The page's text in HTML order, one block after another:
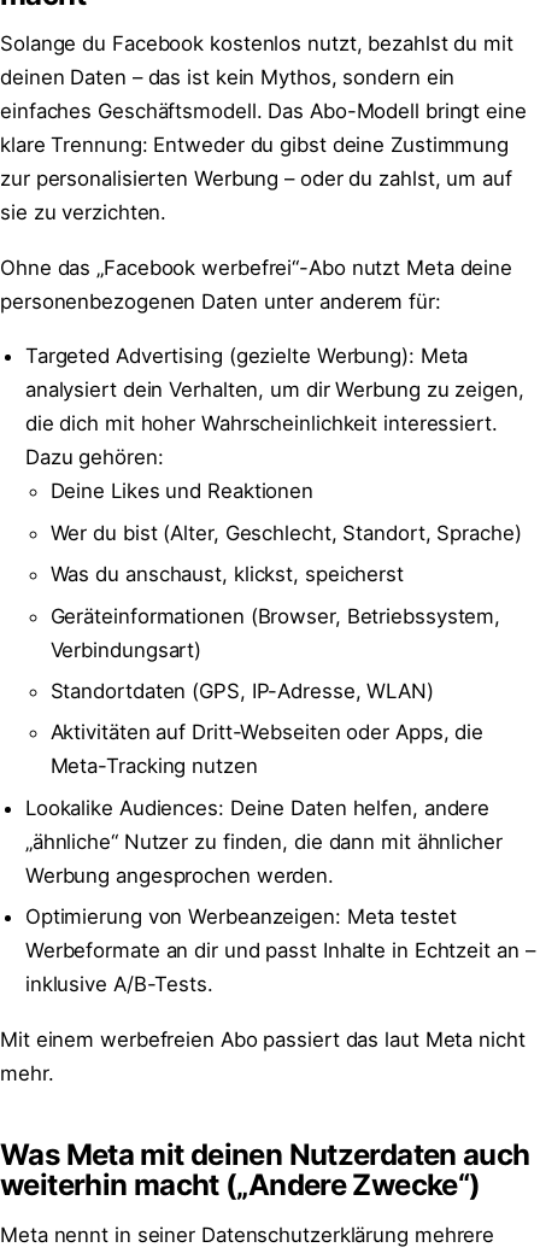
Solange du Facebook kostenlos nutzt, bezahlst du mit
deinen Daten – das ist kein Mythos, sondern ein
einfaches Geschäftsmodell. Das Abo-Modell bringt eine
klare Trennung: Entweder du gibst deine Zustimmung
zur personalisierten Werbung – oder du zahlst, um auf
sie zu verzichten.
Ohne das „Facebook werbefrei“-Abo nutzt Meta deine
personenbezogenen Daten unter anderem für:
Targeted Advertising (gezielte Werbung): Meta
analysiert dein Verhalten, um dir Werbung zu zeigen,
die dich mit hoher Wahrscheinlichkeit interessiert.
Dazu gehören:
Deine Likes und Reaktionen
Wer du bist (Alter, Geschlecht, Standort, Sprache)
Was du anschaust, klickst, speicherst
Geräteinformationen (Browser, Betriebssystem,
Verbindungsart)
Standortdaten (GPS, IP-Adresse, WLAN)
Aktivitäten auf Dritt-Webseiten oder Apps, die
Meta-Tracking nutzen
Lookalike Audiences: Deine Daten helfen, andere
„ähnliche“ Nutzer zu finden, die dann mit ähnlicher
Werbung angesprochen werden.
Optimierung von Werbeanzeigen: Meta testet
Werbeformate an dir und passt Inhalte in Echtzeit an –
inklusive A/B-Tests.
Mit einem werbefreien Abo passiert das laut Meta nicht
mehr.
Was Meta mit deinen Nutzerdaten auch
weiterhin macht („Andere Zwecke“)
Meta nennt in seiner Datenschutzerklärung mehrere